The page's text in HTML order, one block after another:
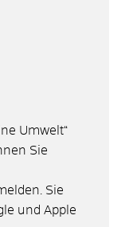
Umwelt“
Sie
Sie
und Apple